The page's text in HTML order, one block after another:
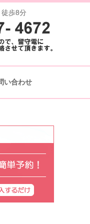
歩8分
い合わせ